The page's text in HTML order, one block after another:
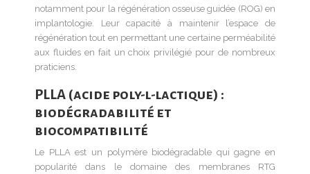
notamment pour la régénération osseuse guidée (ROG) en
implantologie. Leur capacité à maintenir l’espace de
régénération tout en permettant une certaine perméabilité
aux fluides en fait un choix privilégié pour de nombreux
praticiens.
PLLA (acide poly-l-lactique) :
biodégradabilité et
biocompatibilité
Le PLLA est un polymère biodégradable qui gagne en
popularité dans le domaine des membranes RTG